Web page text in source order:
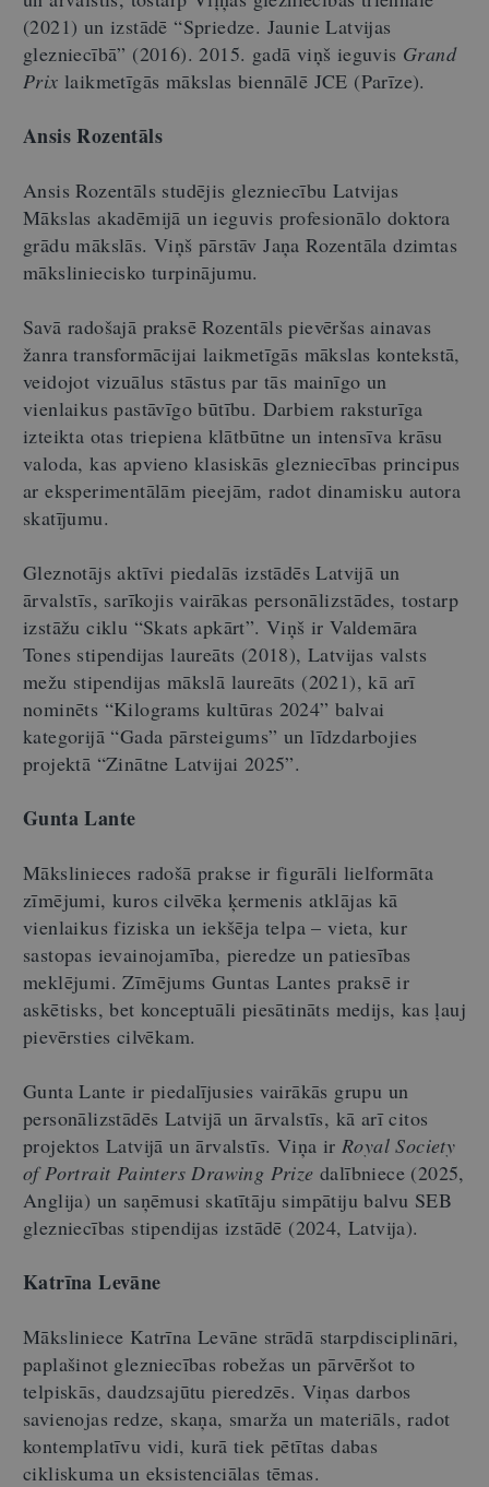
(2021) un izstādē “Spriedze. Jaunie Latvijas
glezniecībā” (2016). 2015. gadā viņš ieguvis Grand
Prix laikmetīgās mākslas biennālē JCE (Parīze).
Ansis Rozentāls
Ansis Rozentāls studējis glezniecību Latvijas
Mākslas akadēmijā un ieguvis profesionālo doktora
grādu mākslās. Viņš pārstāv Jaņa Rozentāla dzimtas
māksliniecisko turpinājumu.
Savā radošajā praksē Rozentāls pievēršas ainavas
žanra transformācijai laikmetīgās mākslas kontekstā,
veidojot vizuālus stāstus par tās mainīgo un
vienlaikus pastāvīgo būtību. Darbiem raksturīga
izteikta otas triepiena klātbūtne un intensīva krāsu
valoda, kas apvieno klasiskās glezniecības principus
ar eksperimentālām pieejām, radot dinamisku autora
skatījumu.
Gleznotājs aktīvi piedalās izstādēs Latvijā un
ārvalstīs, sarīkojis vairākas personālizstādes, tostarp
izstāžu ciklu “Skats apkārt”. Viņš ir Valdemāra
Tones stipendijas laureāts (2018), Latvijas valsts
mežu stipendijas mākslā laureāts (2021), kā arī
nominēts “Kilograms kultūras 2024” balvai
kategorijā “Gada pārsteigums” un līdzdarbojies
projektā “Zinātne Latvijai 2025”.
Gunta Lante
Mākslinieces radošā prakse ir figurāli lielformāta
zīmējumi, kuros cilvēka ķermenis atklājas kā
vienlaikus fiziska un iekšēja telpa – vieta, kur
sastopas ievainojamība, pieredze un patiesības
meklējumi. Zīmējums Guntas Lantes praksē ir
askētisks, bet konceptuāli piesātināts medijs, kas ļauj
pievērsties cilvēkam.
Gunta Lante ir piedalījusies vairākās grupu un
personālizstādēs Latvijā un ārvalstīs, kā arī citos
projektos Latvijā un ārvalstīs. Viņa ir Royal Society
of Portrait Painters Drawing Prize dalībniece (2025,
Anglija) un saņēmusi skatītāju simpātiju balvu SEB
glezniecības stipendijas izstādē (2024, Latvija).
Katrīna Levāne
Māksliniece Katrīna Levāne strādā starpdisciplināri,
paplašinot glezniecības robežas un pārvēršot to
telpiskās, daudzsajūtu pieredzēs. Viņas darbos
savienojas redze, skaņa, smarža un materiāls, radot
kontemplatīvu vidi, kurā tiek pētītas dabas
cikliskuma un eksistenciālas tēmas.